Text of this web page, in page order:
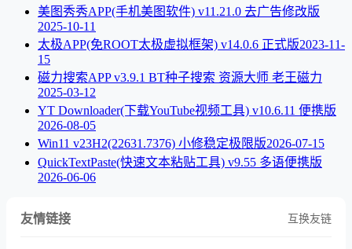
美图秀秀APP(手机美图软件) v11.21.0 去广告修改版
2025-10-11
太极APP(免ROOT太极虚拟框架) v14.0.6 正式版2023-11-
15
磁力搜索APP v3.9.1 BT种子搜索 资源大师 老王磁力
2025-03-12
YT Downloader(下载YouTube视频工具) v10.6.11 便携版
2026-08-05
Win11 v23H2(22631.7376) 小修稳定极限版2026-07-15
QuickTextPaste(快速文本粘贴工具) v9.55 多语便携版
2026-06-06
友情链接 互换友链